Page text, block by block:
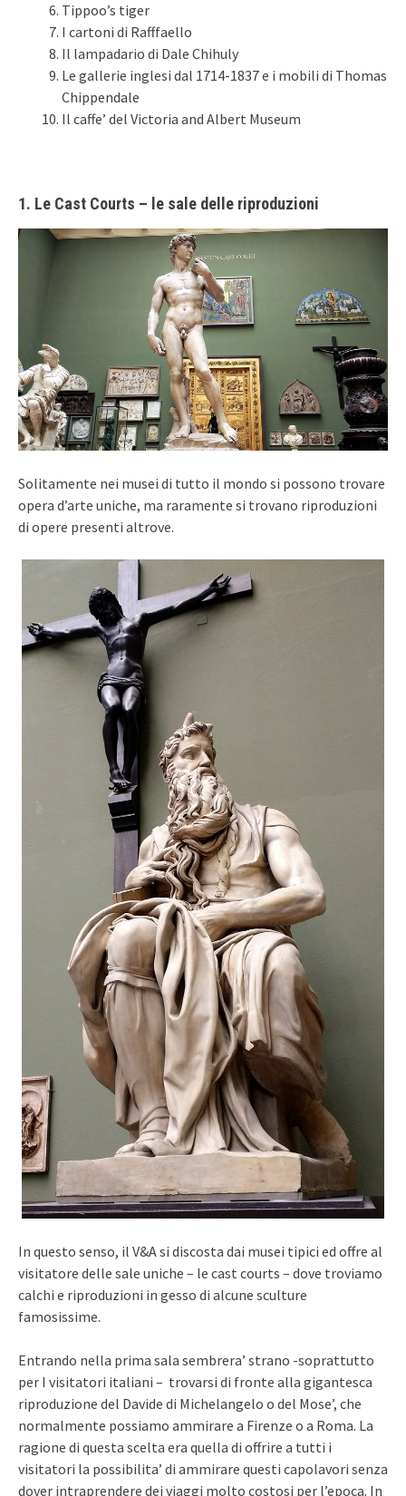
Tippoo’s tiger
I cartoni di Rafffaello
Il lampadario di Dale Chihuly
Le gallerie inglesi dal 1714-1837 e i mobili di Thomas
Chippendale
Il caffe’ del Victoria and Albert Museum
1. Le Cast Courts – le sale delle riproduzioni
Solitamente nei musei di tutto il mondo si possono trovare
opera d’arte uniche, ma raramente si trovano riproduzioni
di opere presenti altrove.
In questo senso, il V&A si discosta dai musei tipici ed offre al
visitatore delle sale uniche – le cast courts – dove troviamo
calchi e riproduzioni in gesso di alcune sculture
famosissime.
Entrando nella prima sala sembrera’ strano -soprattutto
per I visitatori italiani – trovarsi di fronte alla gigantesca
riproduzione del Davide di Michelangelo o del Mose’, che
normalmente possiamo ammirare a Firenze o a Roma. La
ragione di questa scelta era quella di offrire a tutti i
visitatori la possibilita’ di ammirare questi capolavori senza
dover intraprendere dei viaggi molto costosi per l’epoca. In